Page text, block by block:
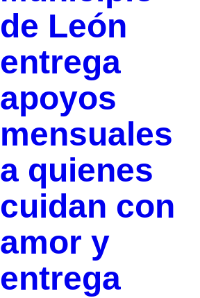
de León
entrega
apoyos
mensuales
a quienes
cuidan con
amor y
entrega